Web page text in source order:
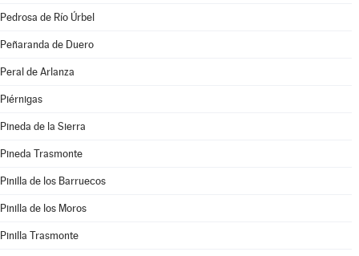
Pedrosa de Río Úrbel
Peñaranda de Duero
Peral de Arlanza
Piérnigas
Pineda de la Sierra
Pineda Trasmonte
Pinilla de los Barruecos
Pinilla de los Moros
Pinilla Trasmonte